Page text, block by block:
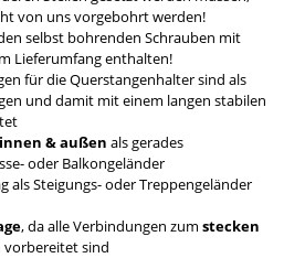
von uns vorgebohrt werden!
selbst bohrenden Schrauben mit
Lieferumfang enthalten!
für die Querstangenhalter sind als
und damit mit einem langen stabilen
& außen als gerades
oder Balkongeländer
als Steigungs- oder Treppengeländer
, da alle Verbindungen zum stecken
vorbereitet sind